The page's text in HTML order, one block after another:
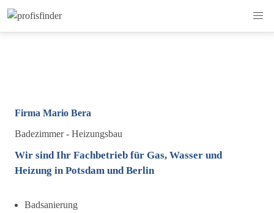
Firma Mario Bera
Badezimmer - Heizungsbau
Wir sind Ihr Fachbetrieb für Gas, Wasser und
Heizung in Potsdam und Berlin
Badsanierung